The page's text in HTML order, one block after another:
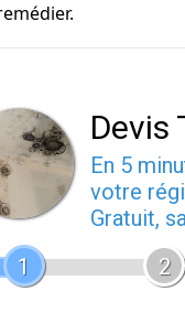
Devis
En 5
votre
Gratuit,
1
2